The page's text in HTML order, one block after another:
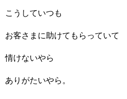
こうしていつも
お客さまに助けてもらっていて
情けないやら
ありがたいやら。